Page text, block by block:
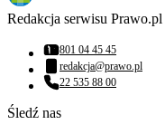
Redakcja serwisu Prawo.pl
Numer telefonu:
801 04 45 45
Adres email:
redakcja@prawo.pl
Numer telefonu:
22 535 88 00
Śledź nas